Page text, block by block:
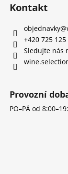
Kontakt
objednavky@
+420 725 125
Sledujte nás
Provozní
PO–PÁ od